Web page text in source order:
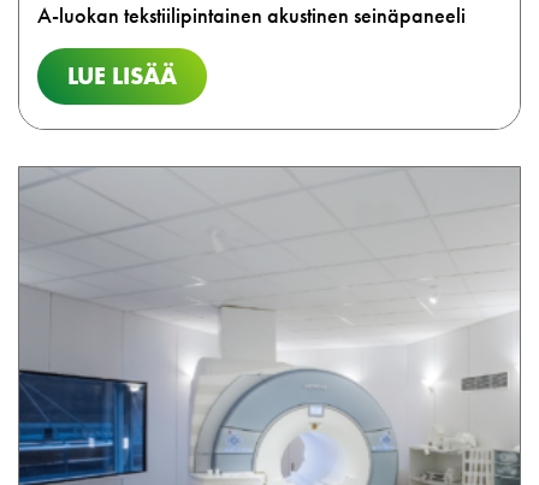
A-luokan tekstiilipintainen akustinen seinäpaneeli
LUE LISÄÄ